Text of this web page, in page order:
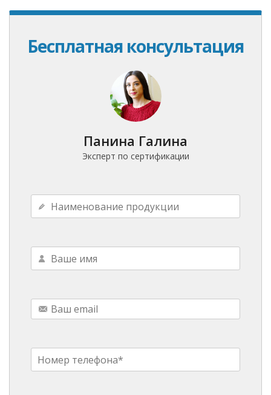
Бесплатная консультация
Панина Галина
Эксперт по сертификации